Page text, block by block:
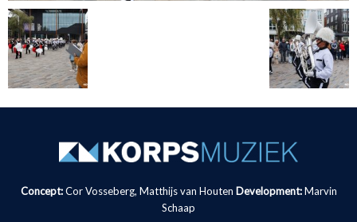
Concept:Cor Vosseberg, Matthijs van Houten Development: Marvin
Schaap